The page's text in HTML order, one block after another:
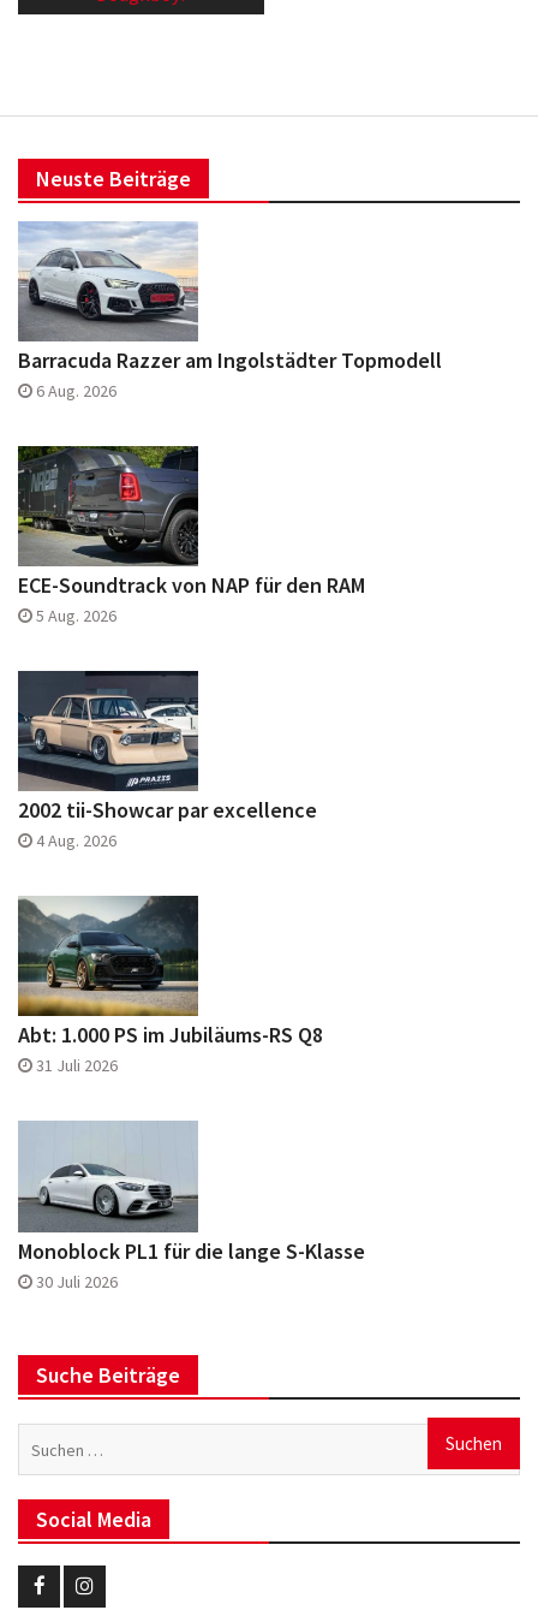
Neuste Beiträge
Barracuda Razzer am Ingolstädter Topmodell
6 Aug. 2026
ECE-Soundtrack von NAP für den RAM
5 Aug. 2026
2002 tii-Showcar par excellence
4 Aug. 2026
Abt: 1.000 PS im Jubiläums-RS Q8
31 Juli 2026
Monoblock PL1 für die lange S-Klasse
30 Juli 2026
Suche Beiträge
Suchen
nach:
Social Media